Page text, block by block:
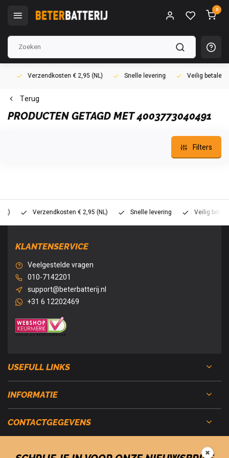
0
Verzendkosten € 2,95 (NL) Snelle levering Veilig betalen
Terug
PRODUCTEN GETAGD MET 4003773040491
Filters
Verzendkosten € 2,95 (NL) Snelle levering Veilig betalen
KLANTENSERVICE
Veelgestelde vragen
010-7142201
support@beterbatterij.nl
+31 6 12202469
USEFULL LINKS
INFORMATIE
CONTACTGEGEVENS
✖